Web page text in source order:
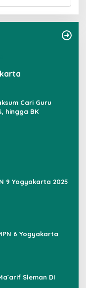
Cari Guru
hingga BK
9 Yogyakarta 2025
6 Yogyakarta
Sleman DI